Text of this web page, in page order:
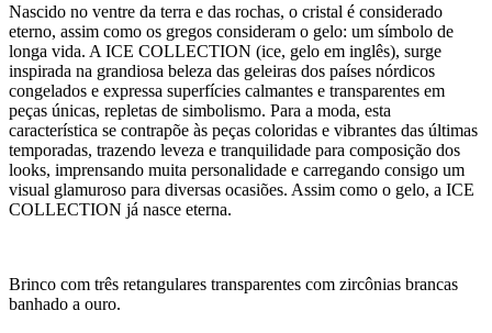
Nascido no ventre da terra e das rochas, o cristal é considerado
eterno, assim como os gregos consideram o gelo: um símbolo de
longa vida. A ICE COLLECTION (ice, gelo em inglês), surge
inspirada na grandiosa beleza das geleiras dos países nórdicos
congelados e expressa superfícies calmantes e transparentes em
peças únicas, repletas de simbolismo. Para a moda, esta
característica se contrapõe às peças coloridas e vibrantes das últimas
temporadas, trazendo leveza e tranquilidade para composição dos
looks, imprensando muita personalidade e carregando consigo um
visual glamuroso para diversas ocasiões. Assim como o gelo, a ICE
COLLECTION já nasce eterna.
Brinco com três retangulares transparentes com zircônias brancas
banhado a ouro.